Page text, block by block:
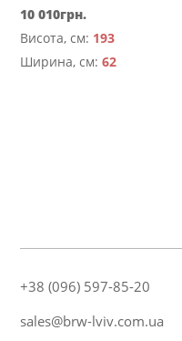
10 010грн.
Висота, см: 193
Ширина, см:62
+38 (096) 597-85-20
sales@brw-lviv.com.ua